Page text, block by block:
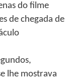
do filme
de chegada de
lhe mostrava